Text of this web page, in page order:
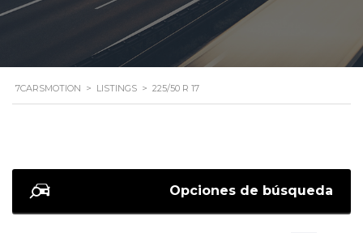
7CARSMOTION > LISTINGS > 225/50 R 17
Opciones de búsqueda